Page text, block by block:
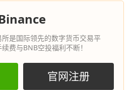
所是国际领先的数字货币交易平
费与BNB空投福利不断！
官网注册